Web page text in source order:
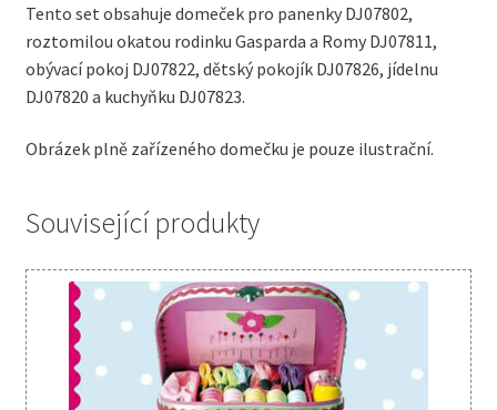
Tento set obsahuje domeček pro panenky DJ07802,
roztomilou okatou rodinku Gasparda a Romy DJ07811,
obývací pokoj DJ07822, dětský pokojík DJ07826, jídelnu
DJ07820 a kuchyňku DJ07823.
Obrázek plně zařízeného domečku je pouze ilustrační.
Související produkty